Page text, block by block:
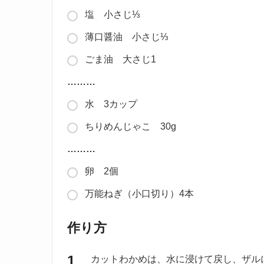
塩 小さじ⅓
薄口醤油 小さじ⅓
ごま油 大さじ1
………
水 3カップ
ちりめんじゃこ 30g
………
卵 2個
万能ねぎ（小口切り）4本
作り方
カットわかめは、水に浸けて戻し、ザル